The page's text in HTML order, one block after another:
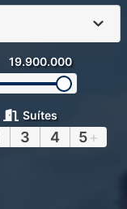
19.900.000
Suítes
3 4 5+